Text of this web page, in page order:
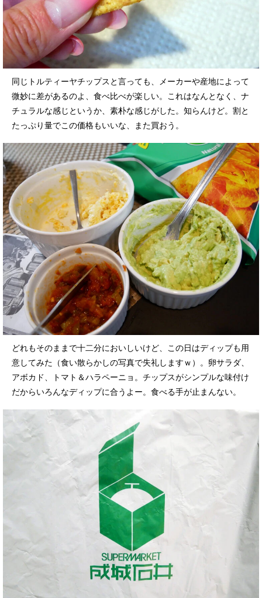
同じトルティーヤチップスと言っても、メーカーや産地によって
微妙に差があるのよ、食べ比べが楽しい。これはなんとなく、ナ
チュラルな感じというか、素朴な感じがした。知らんけど。割と
たっぷり量でこの価格もいいな、また買おう。
どれもそのままで十二分においしいけど、この日はディップも用
意してみた（食い散らかしの写真で失礼しますｗ）。卵サラダ、
アボカド、トマト＆ハラペーニョ。チップスがシンプルな味付け
だからいろんなディップに合うよー。食べる手が止まんない。